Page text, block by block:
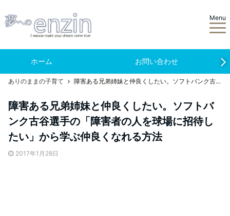
Menu
ホーム お問い合わせ
ありのままの子育て 障害ある兄弟姉妹と仲良くしたい。ソフトバンク古谷選手の「障害者の人を球場に招待したい」から学ぶ仲良くなれる方法
障害ある兄弟姉妹と仲良くしたい。ソフトバ
ンク古谷選手の「障害者の人を球場に招待し
たい」から学ぶ仲良くなれる方法
2017年1月28日